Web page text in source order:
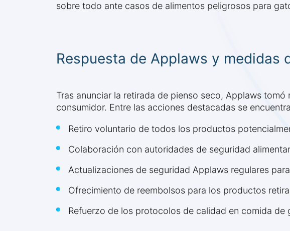
sobre todo ante casos de alimentos peligrosos para
Respuesta de Applaws y medidas
Tras anunciar la retirada de pienso seco, Applaws
consumidor. Entre las acciones destacadas se
Retiro voluntario de todos los productos
Colaboración con autoridades de seguridad
Actualizaciones de seguridad Applaws regulares
Ofrecimiento de reembolsos para los productos
Refuerzo de los protocolos de calidad en comida